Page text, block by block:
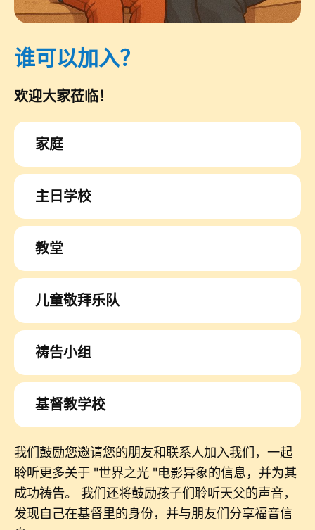
谁可以加入？
欢迎大家莅临！
家庭
主日学校
教堂
儿童敬拜乐队
祷告小组
基督教学校
我们鼓励您邀请您的朋友和联系人加入我们，一起
聆听更多关于 "世界之光 "电影异象的信息，并为其
成功祷告。 我们还将鼓励孩子们聆听天父的声音，
发现自己在基督里的身份，并与朋友们分享福音信